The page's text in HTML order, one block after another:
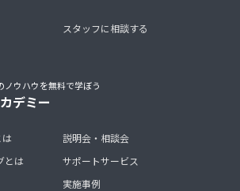
スタッフに相談する
ノウハウを無料で学ぼう
デミー
とは
説明会・相談会
サポートサービス
実施事例